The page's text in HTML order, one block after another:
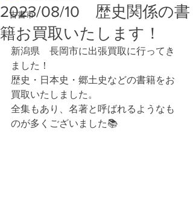
古書市
2023/08/10 歴史関係の書
籍お買取いたします！
新潟県　長岡市に出張買取に行ってき
ました！
歴史・日本史・郷土史などの書籍をお
買取いたしました。
全集もあり、名著と呼ばれるようなも
のが多くございました📚